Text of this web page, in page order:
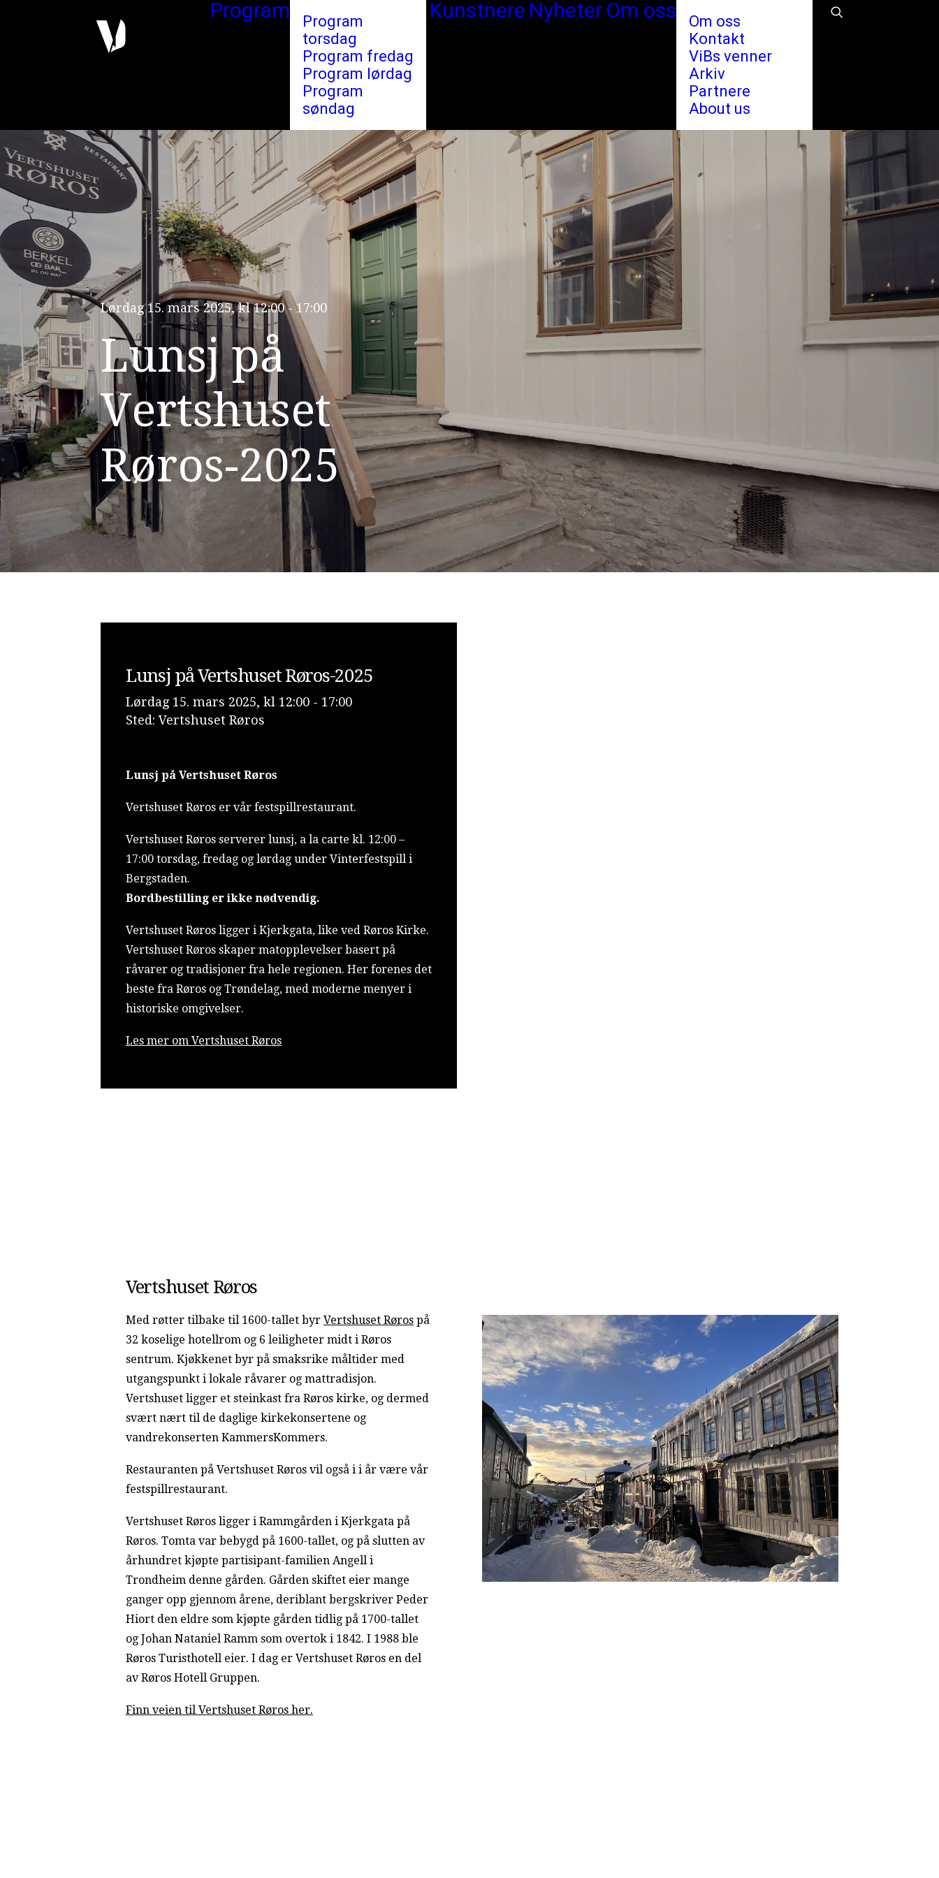
Program
Program
torsdag
Program fredag
Program lørdag
Program
søndag
Kunstnere Nyheter Om oss
Om oss
Kontakt
ViBs venner
Arkiv
Partnere
About us
Lørdag 15. mars 2025, kl 12:00 - 17:00
Lunsj på
Vertshuset
Røros-2025
Lunsj på Vertshuset Røros-2025
Lørdag 15. mars 2025, kl 12:00 - 17:00
Sted: Vertshuset Røros
Lunsj på Vertshuset Røros
Vertshuset Røros er vår festspillrestaurant.
Vertshuset Røros serverer lunsj, a la carte kl. 12:00 –
17:00 torsdag, fredag og lørdag under Vinterfestspill i
Bergstaden.
Bordbestilling er ikke nødvendig.
Vertshuset Røros ligger i Kjerkgata, like ved Røros Kirke.
Vertshuset Røros skaper matopplevelser basert på
råvarer og tradisjoner fra hele regionen. Her forenes det
beste fra Røros og Trøndelag, med moderne menyer i
historiske omgivelser.
Les mer om Vertshuset Røros
Vertshuset Røros
Med røtter tilbake til 1600-tallet byr Vertshuset Røros på
32 koselige hotellrom og 6 leiligheter midt i Røros
sentrum. Kjøkkenet byr på smaksrike måltider med
utgangspunkt i lokale råvarer og mattradisjon.
Vertshuset ligger et steinkast fra Røros kirke, og dermed
svært nært til de daglige kirkekonsertene og
vandrekonserten KammersKommers.
Restauranten på Vertshuset Røros vil også i i år være vår
festspillrestaurant.
Vertshuset Røros ligger i Rammgården i Kjerkgata på
Røros. Tomta var bebygd på 1600-tallet, og på slutten av
århundret kjøpte partisipant-familien Angell i
Trondheim denne gården. Gården skiftet eier mange
ganger opp gjennom årene, deriblant bergskriver Peder
Hiort den eldre som kjøpte gården tidlig på 1700-tallet
og Johan Nataniel Ramm som overtok i 1842. I 1988 ble
Røros Turisthotell eier. I dag er Vertshuset Røros en del
av Røros Hotell Gruppen.
Finn veien til Vertshuset Røros her.